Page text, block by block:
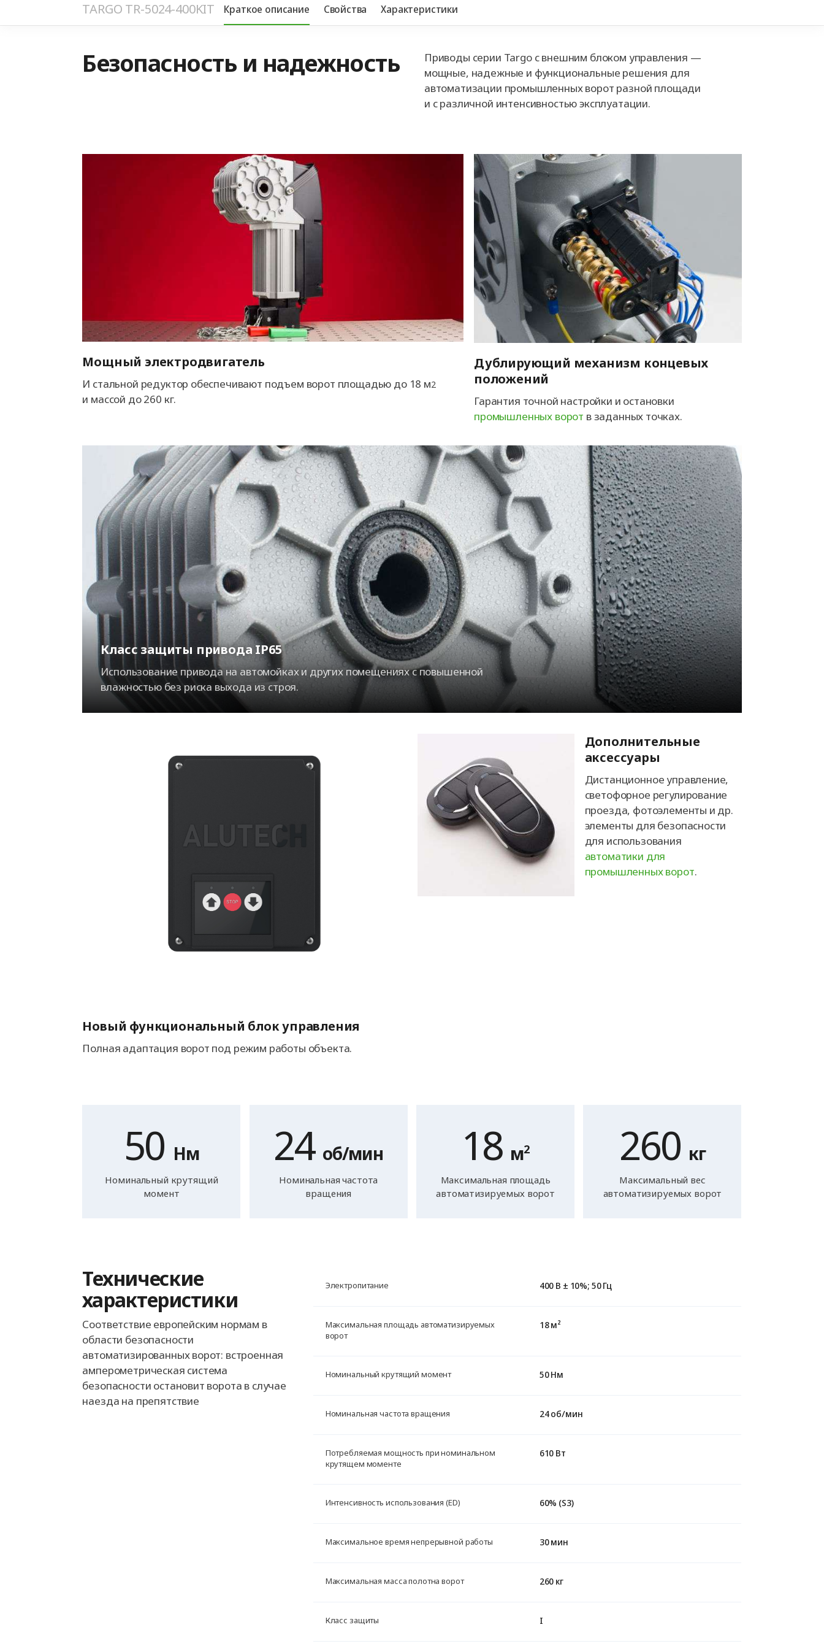
TARGO TR-5024-400KIT Краткое описание Свойства Характеристики
Безопасность и надежность
Приводы серии Targo с внешним блоком управления —
мощные, надежные и функциональные решения для
автоматизации промышленных ворот разной площади
и с различной интенсивностью эксплуатации.
Мощный электродвигатель
И стальной редуктор обеспечивают подъем ворот площадью до 18 м2
и массой до 260 кг.
Дублирующий механизм концевых
положений
Гарантия точной настройки и остановки
промышленных ворот в заданных точках.
Класс защиты привода IP65
Использование привода на автомойках и других помещениях с повышенной
влажностью без риска выхода из строя.
Новый функциональный блок управления
Полная адаптация ворот под режим работы объекта.
Дополнительные
аксессуары
Дистанционное управление,
светофорное регулирование
проезда, фотоэлементы и др.
элементы для безопасности
для использования
автоматики для
промышленных ворот.
50 Нм
Номинальный крутящий
момент
24 об/мин
Номинальная частота
вращения
18 м2
Максимальная площадь
автоматизируемых ворот
260 кг
Максимальный вес
автоматизируемых ворот
Технические
характеристики
Соответствие европейским нормам в
области безопасности
автоматизированных ворот: встроенная
амперометрическая система
безопасности остановит ворота в случае
наезда на препятствие
Электропитание 400 В ± 10%; 50 Гц
Максимальная площадь автоматизируемых
ворот
18 м²
Номинальный крутящий момент 50 Нм
Номинальная частота вращения 24 об/мин
Потребляемая мощность при номинальном
крутящем моменте
610 Вт
Интенсивность использования (ED) 60% (S3)
Максимальное время непрерывной работы 30 мин
Максимальная масса полотна ворот 260 кг
Класс защиты I